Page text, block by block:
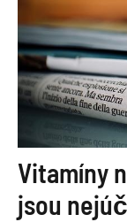
Vitamíny
jsou